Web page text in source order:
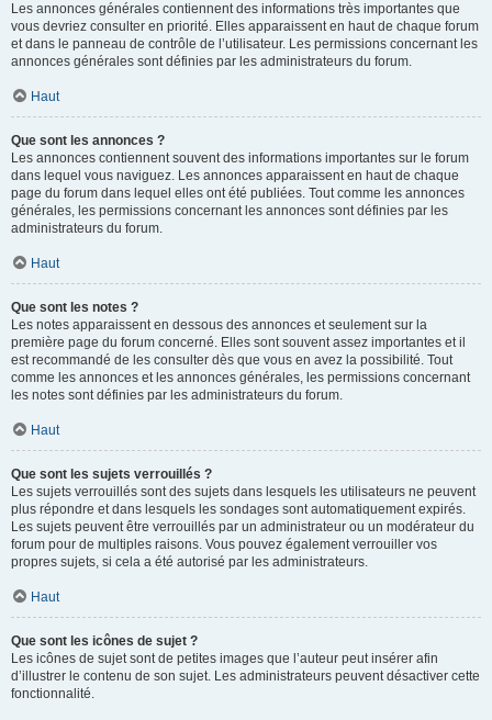
Les annonces générales contiennent des informations très importantes que
vous devriez consulter en priorité. Elles apparaissent en haut de chaque forum
et dans le panneau de contrôle de l’utilisateur. Les permissions concernant les
annonces générales sont définies par les administrateurs du forum.
Haut
Que sont les annonces ?
Les annonces contiennent souvent des informations importantes sur le forum
dans lequel vous naviguez. Les annonces apparaissent en haut de chaque
page du forum dans lequel elles ont été publiées. Tout comme les annonces
générales, les permissions concernant les annonces sont définies par les
administrateurs du forum.
Haut
Que sont les notes ?
Les notes apparaissent en dessous des annonces et seulement sur la
première page du forum concerné. Elles sont souvent assez importantes et il
est recommandé de les consulter dès que vous en avez la possibilité. Tout
comme les annonces et les annonces générales, les permissions concernant
les notes sont définies par les administrateurs du forum.
Haut
Que sont les sujets verrouillés ?
Les sujets verrouillés sont des sujets dans lesquels les utilisateurs ne peuvent
plus répondre et dans lesquels les sondages sont automatiquement expirés.
Les sujets peuvent être verrouillés par un administrateur ou un modérateur du
forum pour de multiples raisons. Vous pouvez également verrouiller vos
propres sujets, si cela a été autorisé par les administrateurs.
Haut
Que sont les icônes de sujet ?
Les icônes de sujet sont de petites images que l’auteur peut insérer afin
d’illustrer le contenu de son sujet. Les administrateurs peuvent désactiver cette
fonctionnalité.